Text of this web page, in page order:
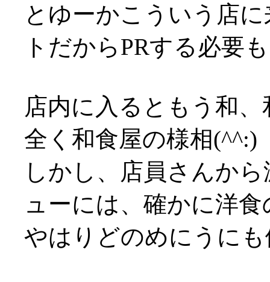
とゆーかこういう店
トだからPRする必要
店内に入るともう和
全く和食屋の様相(^^:)
しかし、店員さんか
ューには、確かに洋
やはりどのめにうに